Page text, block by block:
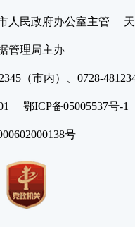
人民政府办公室主管 天
管理局主办
（市内）、0728-
鄂ICP备05005537号
号